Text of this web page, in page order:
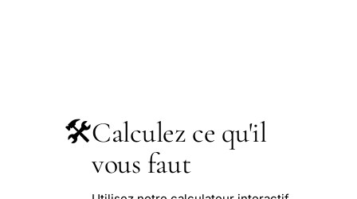
🛠️Calculez ce qu'il
vous faut